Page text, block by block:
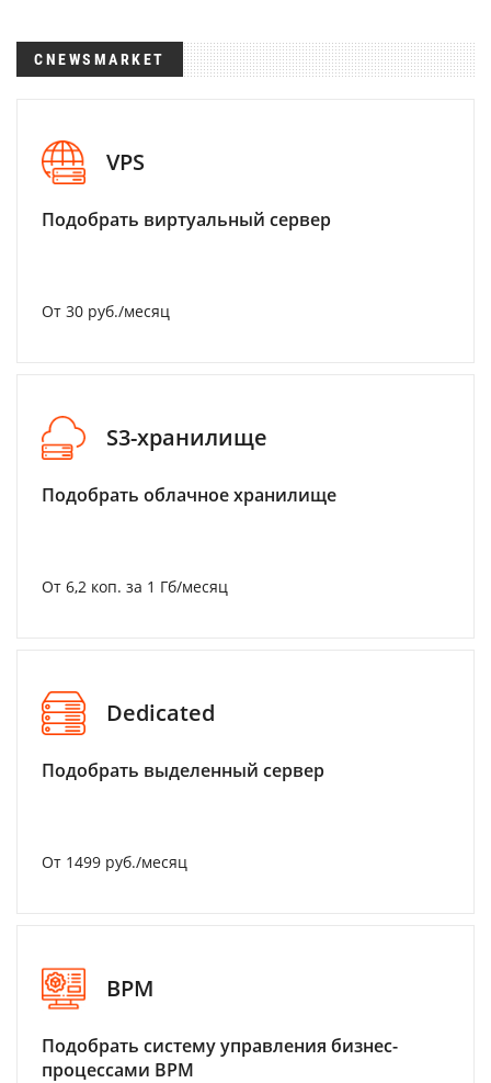
CNEWSMARKET
VPS
Подобрать виртуальный сервер
От 30 руб./месяц
S3-хранилище
Подобрать облачное хранилище
От 6,2 коп. за 1 Гб/месяц
Dedicated
Подобрать выделенный сервер
От 1499 руб./месяц
BPM
Подобрать систему управления бизнес-
процессами BPM